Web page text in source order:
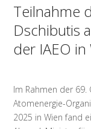
Teilnahme
Dschibutis
der IAEO in
Im Rahmen der
Atomenergie-
2025 in Wien fand